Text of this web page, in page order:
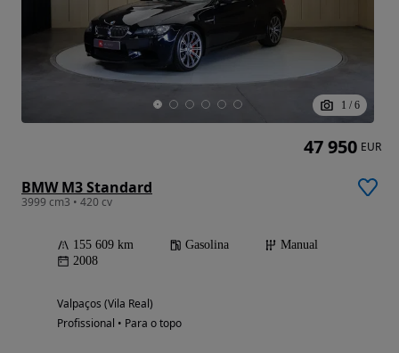
1 / 6
BMW M3 Standard
3999 cm3 • 420 cv
155 609 km Gasolina
Manual
2008
Valpaços (Vila Real)
Profissional • Para o topo
47 950 EUR